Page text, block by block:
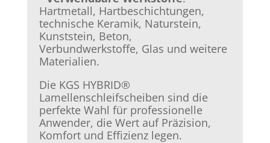
Hartmetall, Hartbeschichtungen,
technische Keramik, Naturstein,
Kunststein, Beton,
Verbundwerkstoffe, Glas und weitere
Materialien.
Die KGS HYBRID®
Lamellenschleifscheiben sind die
perfekte Wahl für professionelle
Anwender, die Wert auf Präzision,
Komfort und Effizienz legen.